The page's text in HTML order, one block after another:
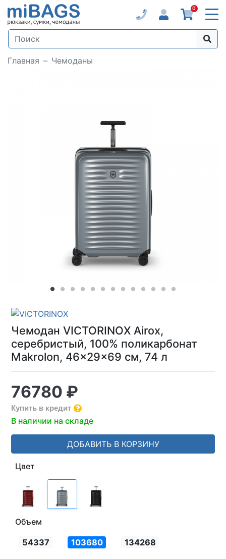
0
Главная Чемоданы
Loading...
Чемодан VICTORINOX Airox,
серебристый, 100% поликарбонат
Makrolon, 46x29x69 см, 74 л
76780 ₽
Купить в кредит
В наличии на складе
ДОБАВИТЬ В КОРЗИНУ
Цвет
Объем
54337 103680 134268